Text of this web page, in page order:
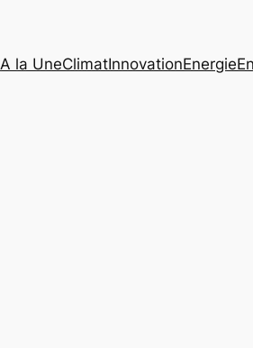
A la UneClimatInnovationEnergie